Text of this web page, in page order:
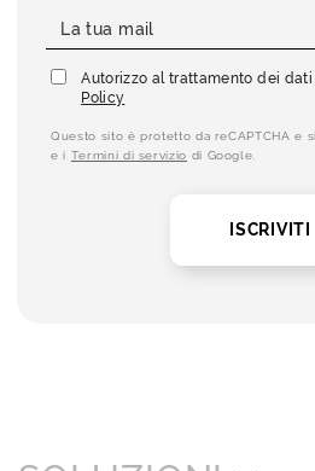
Autorizzo al trattamento dei
Policy
Questo sito è protetto da reCAPTCHA e
e i Termini di servizio di Google.
ISCRIVITI